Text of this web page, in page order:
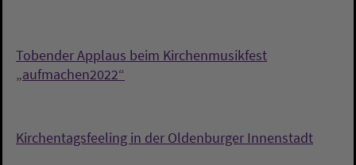
Tobender Applaus beim Kirchenmusikfest
„aufmachen2022“
Kirchentagsfeeling in der Oldenburger Innenstadt